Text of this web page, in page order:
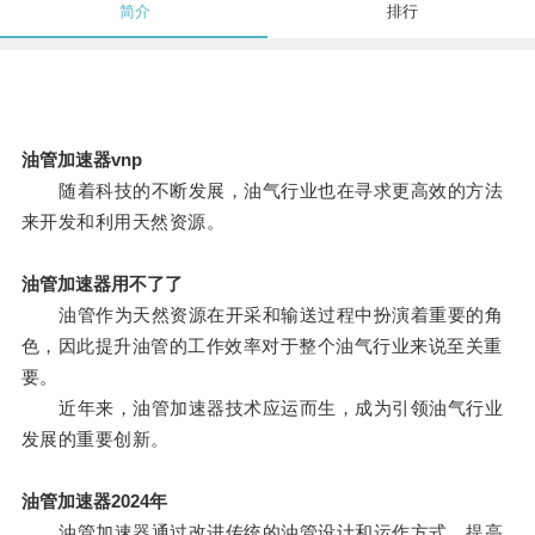
简介 排行
油管加速器vnp
随着科技的不断发展，油气行业也在寻求更高效的方法
来开发和利用天然资源。
油管加速器用不了了
油管作为天然资源在开采和输送过程中扮演着重要的角
色，因此提升油管的工作效率对于整个油气行业来说至关重
要。
近年来，油管加速器技术应运而生，成为引领油气行业
发展的重要创新。
油管加速器2024年